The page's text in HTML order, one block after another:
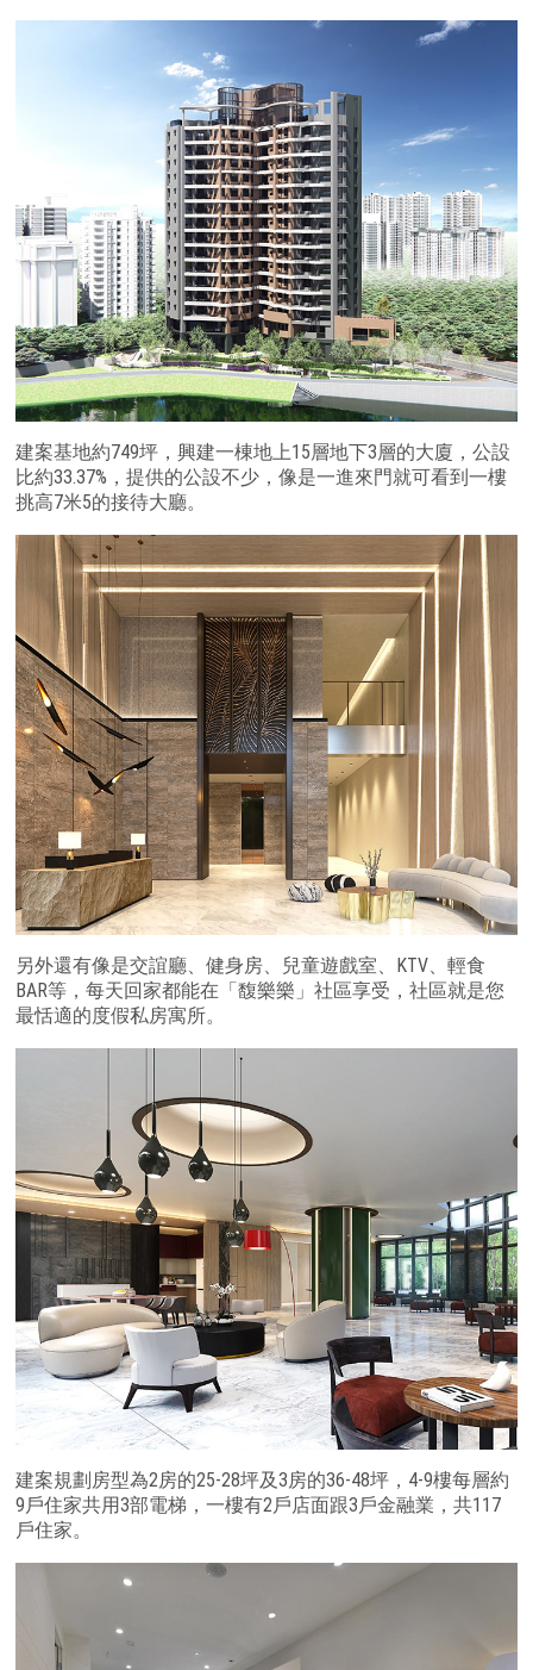
建案基地約749坪，興建一棟地上15層地下3層的大廈，公設
比約33.37%，提供的公設不少，像是一進來門就可看到一樓
挑高7米5的接待大廳。
另外還有像是交誼廳、健身房、兒童遊戲室、KTV、輕食
BAR等，每天回家都能在「馥樂樂」社區享受，社區就是您
最恬適的度假私房寓所。
建案規劃房型為2房的25-28坪及3房的36-48坪，4-9樓每層約
9戶住家共用3部電梯，一樓有2戶店面跟3戶金融業，共117
戶住家。